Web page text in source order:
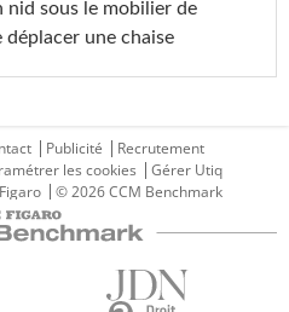
sous le mobilier de
une chaise
Publicité
Recrutement
les cookies
Gérer Utiq
© 2026 CCM Benchmark